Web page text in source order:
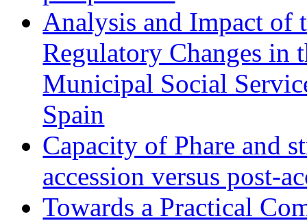
Analysis and Impact of
Regulatory Changes in
Municipal Social
Spain
Capacity of Phare and
accession versus post-
Towards a Practical